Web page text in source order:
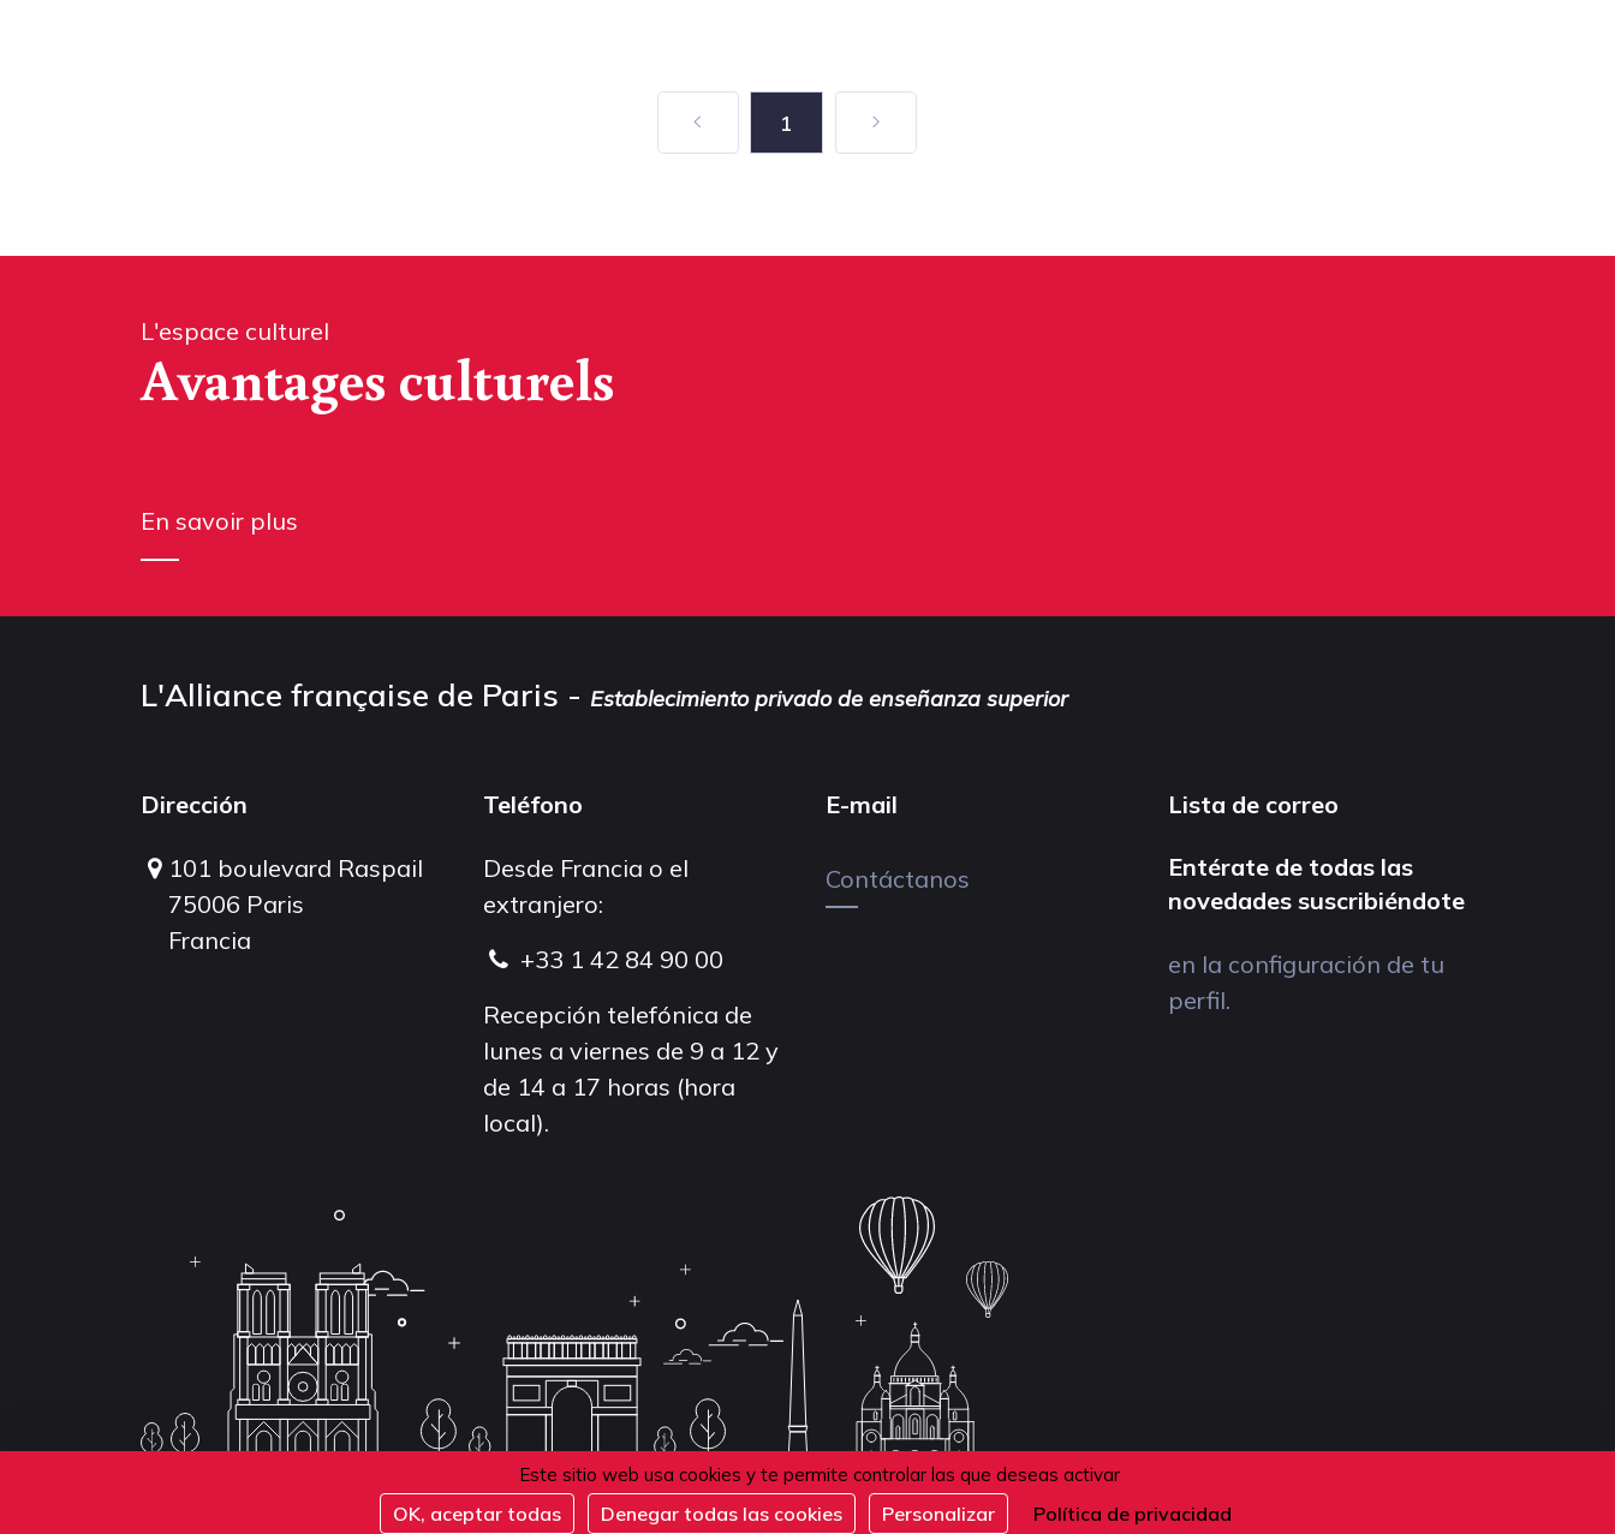
Este sitio web usa cookies y te permite controlar las que deseas activar
OK, aceptar todas Denegar todas las cookies Personalizar Política de privacidad
1
L'espace culturel
Avantages culturels
En savoir plus
L'Alliance française de Paris - Establecimiento privado de enseñanza superior
Dirección
101 boulevard Raspail
75006 Paris
Francia
Teléfono
Desde Francia o el
extranjero:
+33 1 42 84 90 00
Recepción telefónica de
lunes a viernes de 9 a 12 y
de 14 a 17 horas (hora
local).
E-mail
Contáctanos
Lista de correo
Entérate de todas las
novedades suscribiéndote
en la configuración de tu
perfil.